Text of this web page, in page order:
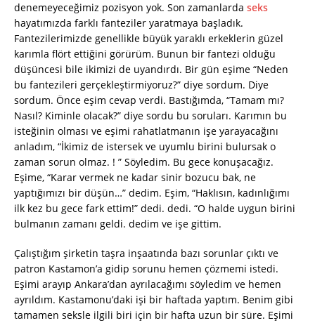
denemeyeceğimiz pozisyon yok. Son zamanlarda seks
hayatımızda farklı fanteziler yaratmaya başladık.
Fantezilerimizde genellikle büyük yaraklı erkeklerin güzel
karımla flört ettiğini görürüm. Bunun bir fantezi olduğu
düşüncesi bile ikimizi de uyandırdı. Bir gün eşime “Neden
bu fantezileri gerçekleştirmiyoruz?” diye sordum. Diye
sordum. Önce eşim cevap verdi. Bastığımda, “Tamam mı?
Nasıl? Kiminle olacak?” diye sordu bu soruları. Karımın bu
isteğinin olması ve eşimi rahatlatmanın işe yarayacağını
anladım, “İkimiz de istersek ve uyumlu birini bulursak o
zaman sorun olmaz. ! ” Söyledim. Bu gece konuşacağız.
Eşime, “Karar vermek ne kadar sinir bozucu bak, ne
yaptığımızı bir düşün…” dedim. Eşim, “Haklısın, kadınlığımı
ilk kez bu gece fark ettim!” dedi. dedi. “O halde uygun birini
bulmanın zamanı geldi. dedim ve işe gittim.
Çalıştığım şirketin taşra inşaatında bazı sorunlar çıktı ve
patron Kastamon’a gidip sorunu hemen çözmemi istedi.
Eşimi arayıp Ankara’dan ayrılacağımı söyledim ve hemen
ayrıldım. Kastamonu’daki işi bir haftada yaptım. Benim gibi
tamamen seksle ilgili biri için bir hafta uzun bir süre. Eşimi